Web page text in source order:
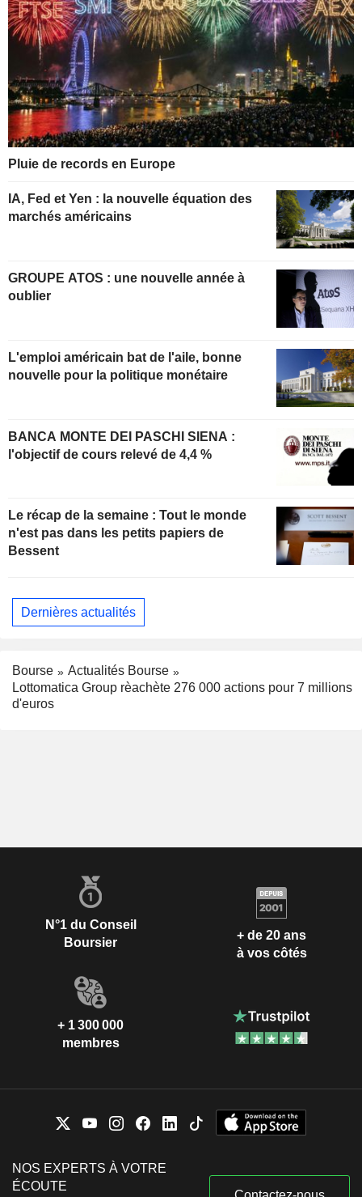
Pluie de records en Europe
IA, Fed et Yen : la nouvelle équation des
marchés américains
GROUPE ATOS : une nouvelle année à
oublier
L'emploi américain bat de l'aile, bonne
nouvelle pour la politique monétaire
BANCA MONTE DEI PASCHI SIENA :
l'objectif de cours relevé de 4,4 %
Le récap de la semaine : Tout le monde
n'est pas dans les petits papiers de
Bessent
Dernières actualités
Bourse
Actualités Bourse
Lottomatica Group rèachète 276 000 actions pour 7 millions
d'euros
N°1 du Conseil
Boursier
+ de 20 ans
à vos côtés
+ 1 300 000
membres
NOS EXPERTS À VOTRE
ÉCOUTE